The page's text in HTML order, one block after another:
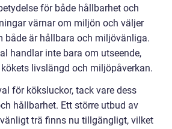
för både hållbarhet och
värnar om miljön och väljer
både är hållbara och miljövänliga.
handlar inte bara om utseende,
livslängd och miljöpåverkan.
för köksluckor, tack vare dess
hållbarhet. Ett större utbud av
trä finns nu tillgängligt, vilket